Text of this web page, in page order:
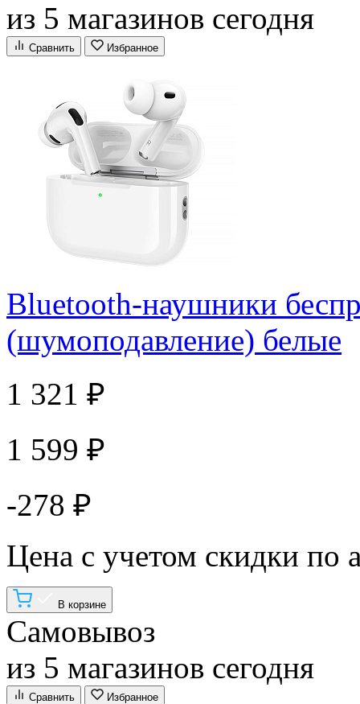
из 5 магазинов сегодня
Сравнить Избранное
Bluetooth-наушники
(шумоподавление) белые
1 321 ₽
1 599 ₽
-278 ₽
Цена с учетом скидки по
В корзине
Самовывоз
из 5 магазинов сегодня
Сравнить Избранное